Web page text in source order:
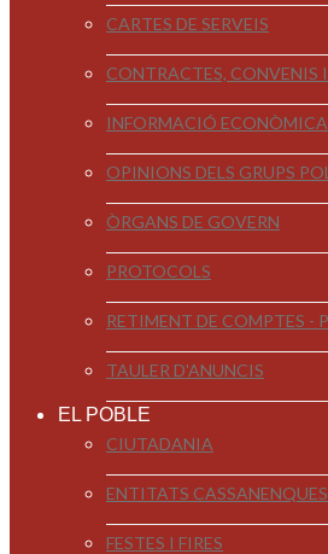
CARTES DE SERVEIS
CONTRACTES, CONVENIS
INFORMACIÓ ECONÒMICA
OPINIONS DELS GRUPS
ÒRGANS DE GOVERN
PROTOCOLS
RETIMENT DE COMPTES -
TAULER D'ANUNCIS
EL POBLE
CIUTADANIA
ENTITATS CASSANENQUES
FESTES I FIRES